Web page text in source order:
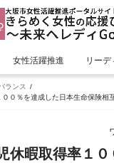
女性活躍推進 リーデ
ランス
０％を達成した日本生命保険相
休暇取得率１０